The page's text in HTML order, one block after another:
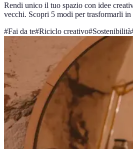
Rendi unico il tuo spazio con idee
vecchi. Scopri 5 modi per trasformarli
#Fai da te#Riciclo creativo#Sostenibilità